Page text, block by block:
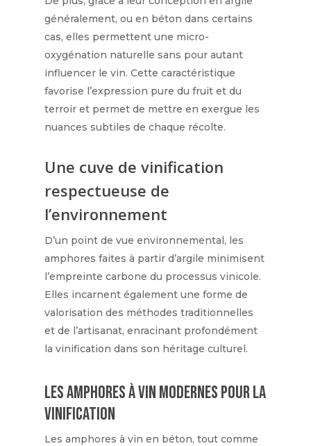
généralement, ou en béton dans certains
cas, elles permettent une micro-
oxygénation naturelle sans pour autant
influencer le vin. Cette caractéristique
favorise l’expression pure du fruit et du
terroir et permet de mettre en exergue les
nuances subtiles de chaque récolte.
Une cuve de vinification
respectueuse de
l’environnement
D’un point de vue environnemental, les
amphores faites à partir d’argile minimisent
l’empreinte carbone du processus vinicole.
Elles incarnent également une forme de
valorisation des méthodes traditionnelles
et de l’artisanat, enracinant profondément
la vinification dans son héritage culturel.
Les amphores à vin modernes pour la
vinification
Les amphores à vin en béton, tout comme